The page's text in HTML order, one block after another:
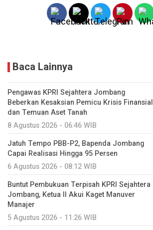
Baca Lainnya
Pengawas KPRI Sejahtera Jombang
Beberkan Kesaksian Pemicu Krisis Finansial
dan Temuan Aset Tanah
8 Agustus 2026 - 06:46 WIB
Jatuh Tempo PBB-P2, Bapenda Jombang
Capai Realisasi Hingga 95 Persen
6 Agustus 2026 - 08:12 WIB
Buntut Pembukuan Terpisah KPRI Sejahtera
Jombang, Ketua II Akui Kaget Manuver
Manajer
5 Agustus 2026 - 11:26 WIB